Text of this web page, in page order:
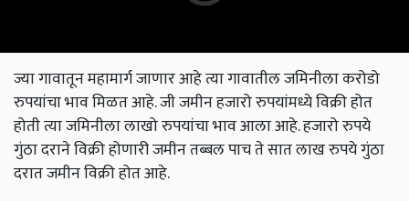
ज्या गावातून महामार्ग जाणार आहे त्या गावातील जमिनीला करोडो
रुपयांचा भाव मिळत आहे. जी जमीन हजारो रुपयांमध्ये विक्री होत
होती त्या जमिनीला लाखो रुपयांचा भाव आला आहे. हजारो रुपये
गुंठा दराने विक्री होणारी जमीन तब्बल पाच ते सात लाख रुपये गुंठा
दरात जमीन विक्री होत आहे.